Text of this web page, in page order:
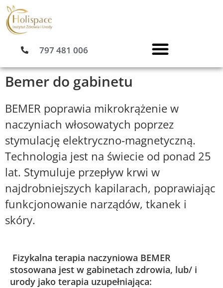
Przejdź
do
treści
797 481 006
Bemer do gabinetu
BEMER poprawia mikrokrążenie w
naczyniach włosowatych poprzez
stymulację elektryczno-magnetyczną.
Technologia jest na świecie od ponad 25
lat. Stymuluje przepływ krwi w
najdrobniejszych kapilarach, poprawiając
funkcjonowanie narządów, tkanek i
skóry.
Fizykalna terapia naczyniowa BEMER
stosowana jest w gabinetach zdrowia, lub/ i
urody jako terapia uzupełniająca: